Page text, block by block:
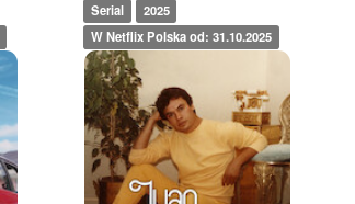
Serial
2025
W Netflix Polska od: 31.10.2025